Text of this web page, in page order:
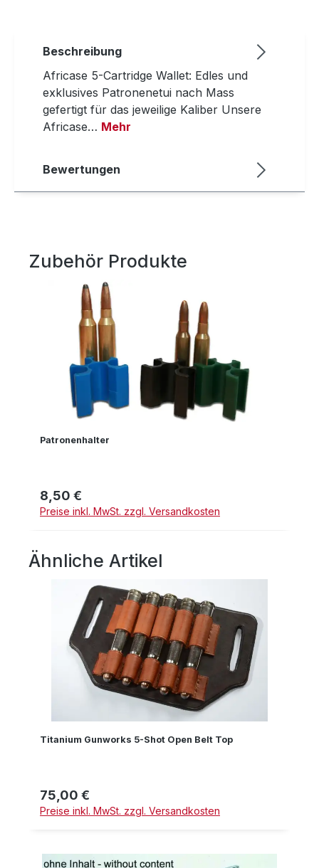
Beschreibung
Africase 5-Cartridge Wallet: Edles und
exklusives Patronenetui nach Mass
gefertigt für das jeweilige Kaliber Unsere
Africase… Mehr
Bewertungen
Produktgalerie überspringen
Zubehör Produkte
Patronenhalter
Regulärer Preis:
8,50 €
Preise inkl. MwSt. zzgl. Versandkosten
Produktgalerie überspringen
Ähnliche Artikel
Titanium Gunworks 5-Shot Open Belt Top
Regulärer Preis:
75,00 €
Preise inkl. MwSt. zzgl. Versandkosten